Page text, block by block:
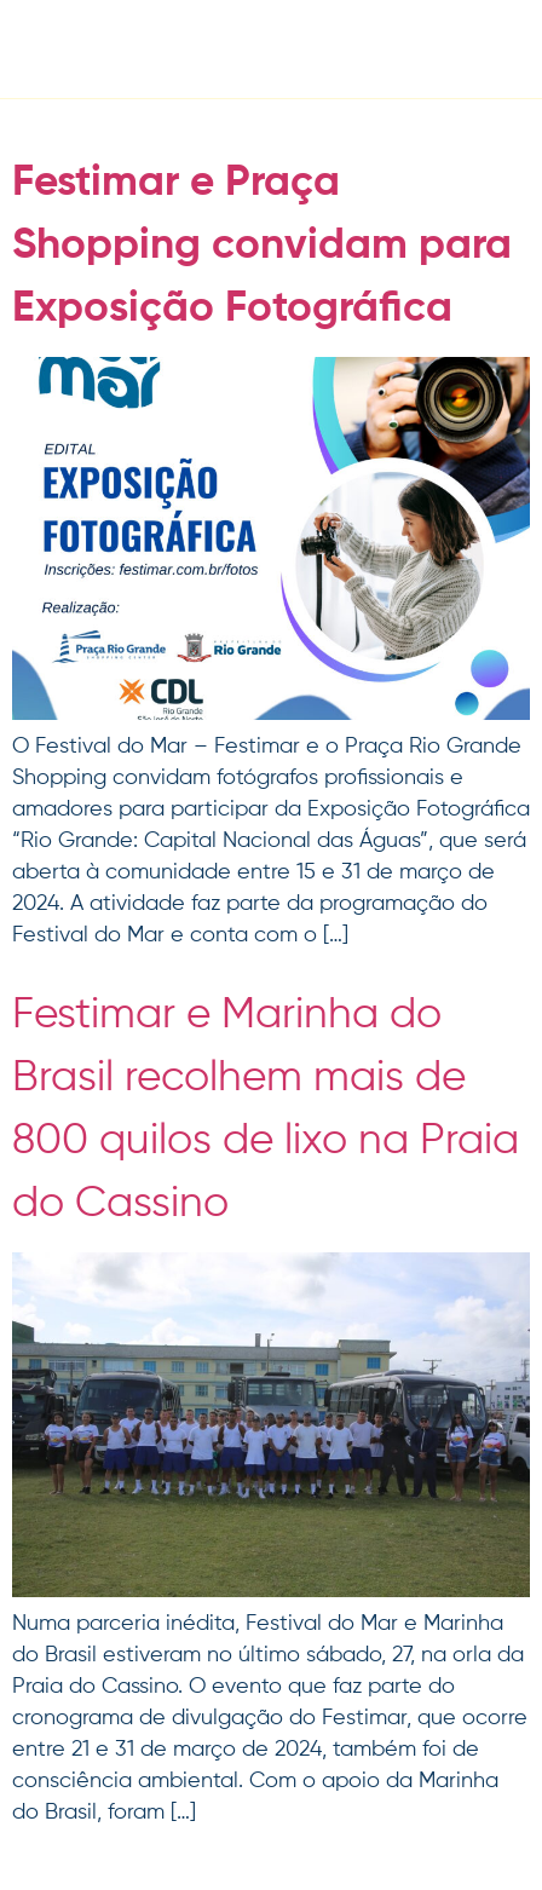
Day:January 28, 2024
Festimar e Praça
Shopping convidam para
Exposição Fotográfica
O Festival do Mar – Festimar e o Praça Rio Grande
Shopping convidam fotógrafos profissionais e
amadores para participar da Exposição Fotográfica
“Rio Grande: Capital Nacional das Águas”, que será
aberta à comunidade entre 15 e 31 de março de
2024. A atividade faz parte da programação do
Festival do Mar e conta com o […]
Festimar e Marinha do
Brasil recolhem mais de
800 quilos de lixo na Praia
do Cassino
Numa parceria inédita, Festival do Mar e Marinha
do Brasil estiveram no último sábado, 27, na orla da
Praia do Cassino. O evento que faz parte do
cronograma de divulgação do Festimar, que ocorre
entre 21 e 31 de março de 2024, também foi de
consciência ambiental. Com o apoio da Marinha
do Brasil, foram […]